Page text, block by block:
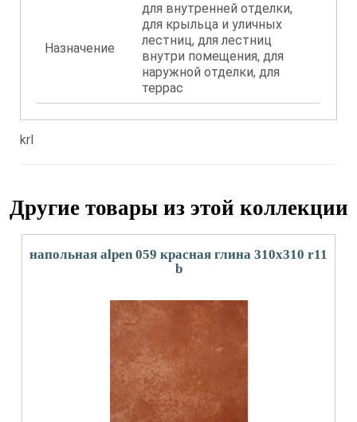
Назначение
для внутренней отделки,
для крыльца и уличных
лестниц, для лестниц
внутри помещения, для
наружной отделки, для
террас
krl
Другие товары из этой коллекции
напольная alpen 059 красная глина 310x310 r11
b